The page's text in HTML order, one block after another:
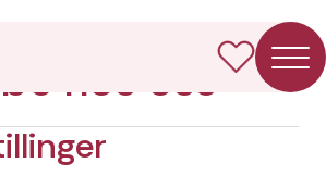
hos oss